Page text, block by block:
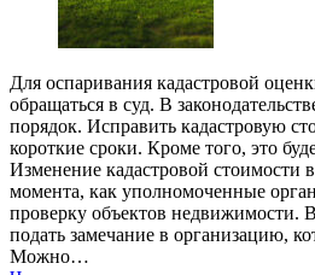
Для оспаривания кадастровой
обращаться в суд. В
порядок. Исправить кадастровую
короткие сроки. Кроме того, это
Изменение кадастровой стоимости
момента, как уполномоченные
проверку объектов недвижимости.
подать замечание в организацию,
Можно…